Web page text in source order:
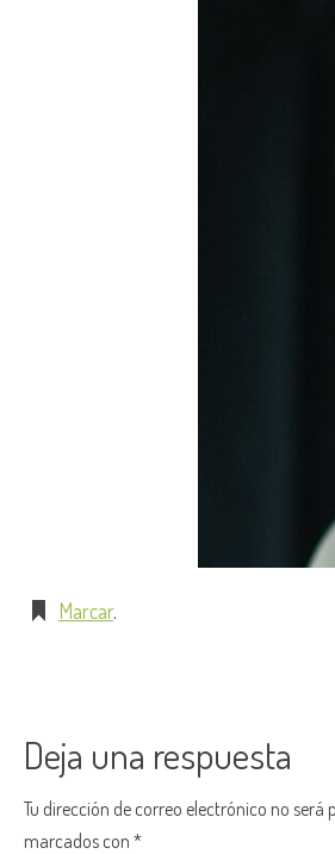
Marcar.
Deja una respuesta
Tu dirección de correo electrónico no será
marcados con*